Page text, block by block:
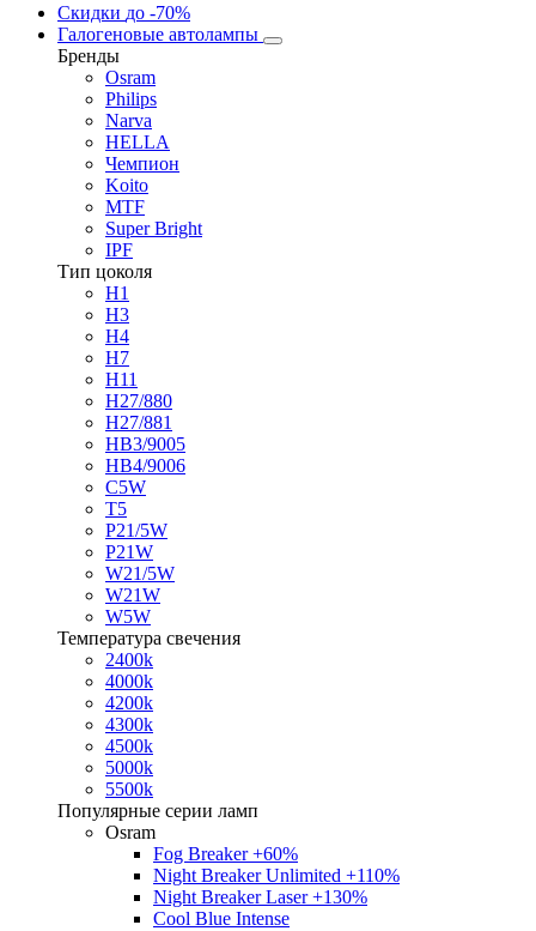
Скидки до -70%
Галогеновые автолампы
Бренды
Osram
Philips
Narva
HELLA
Чемпион
Koito
MTF
Super Bright
IPF
Тип цоколя
H1
H3
H4
H7
H11
H27/880
H27/881
HB3/9005
HB4/9006
C5W
T5
P21/5W
P21W
W21/5W
W21W
W5W
Температура свечения
2400k
4000k
4200k
4300k
4500k
5000k
5500k
Популярные серии ламп
Osram
Fog Breaker +60%
Night Breaker Unlimited +110%
Night Breaker Laser +130%
Cool Blue Intense